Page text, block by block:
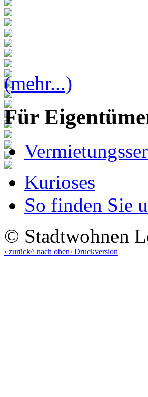
(mehr...)
Für
Kurioses
So finden Sie
© Stadtwohnen
‹ zurück^ nach oben› Druckversion